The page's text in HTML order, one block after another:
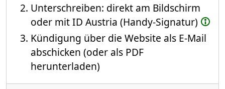
Unterschreiben: direkt am Bildschirm
oder mit ID Austria (Handy-Signatur)
Kündigung über die Website als E-Mail
abschicken (oder als PDF
herunterladen)